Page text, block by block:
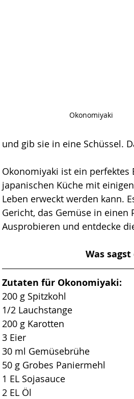
Okonomiyaki
und gib sie in eine Schüssel.
Okonomiyaki ist ein
japanischen Küche mit
Leben erweckt werden kann.
Gericht, das Gemüse in einen
Ausprobieren und entdecke
Was
Zutaten für Okonomiyaki:
200 g Spitzkohl
1/2 Lauchstange
200 g Karotten
3 Eier
30 ml Gemüsebrühe
50 g Grobes Paniermehl
1 EL Sojasauce
2 EL Öl